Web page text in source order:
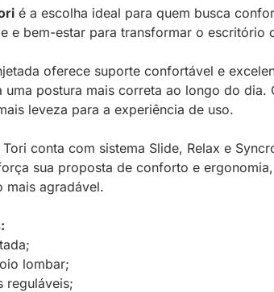
é a escolha ideal para quem busca
e bem-estar para transformar o
oferece suporte confortável e
postura mais correta ao longo do
leveza para a experiência de uso.
conta com sistema Slide, Relax e
sua proposta de conforto e
mais agradável.
lombar;
reguláveis;